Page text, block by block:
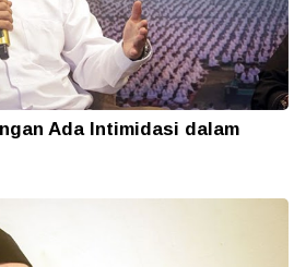
Ada Intimidasi dalam